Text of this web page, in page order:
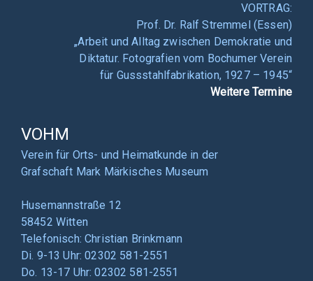
VORTRAG:
Prof. Dr. Ralf Stremmel (Essen)
„Arbeit und Alltag zwischen Demokratie und
Diktatur. Fotografien vom Bochumer Verein
für Gussstahlfabrikation, 1927 – 1945“
Weitere Termine
VOHM
Verein für Orts- und Heimatkunde in der
Grafschaft Mark Märkisches Museum
Husemannstraße 12
58452 Witten
Telefonisch: Christian Brinkmann
Di. 9-13 Uhr: 02302 581-2551
Do. 13-17 Uhr: 02302 581-2551